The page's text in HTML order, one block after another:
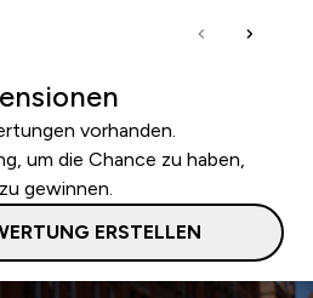
vorhanden.
um die Chance zu haben,
gewinnen.
ERSTELLEN